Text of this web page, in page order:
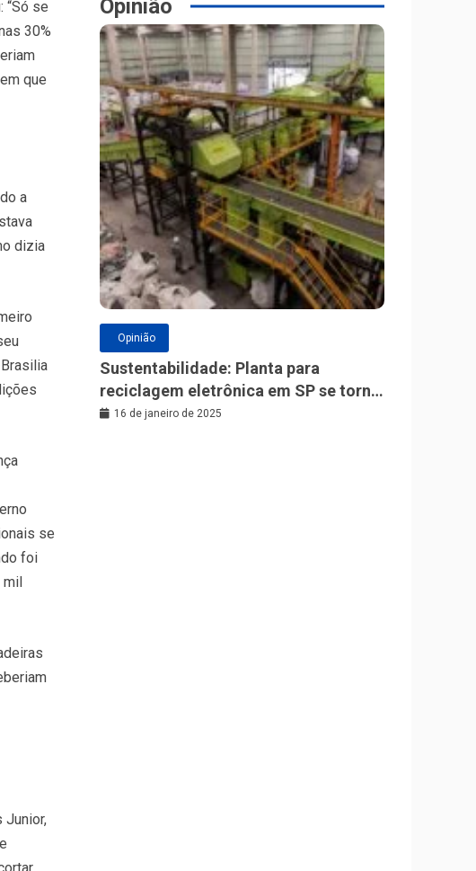
“Só se
30%
que
a
dizia
se
foi
mil
Junior,
Opinião
Opinião
Sustentabilidade: Planta para
reciclagem eletrônica em SP se torna
a maior da América Latina
16 de janeiro de 2025